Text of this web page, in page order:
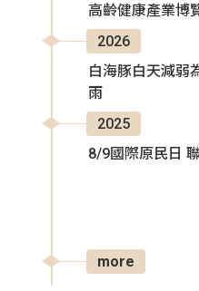
高齡健康產業博
2026
白海豚白天減弱
雨
2025
8/9國際原民日
more